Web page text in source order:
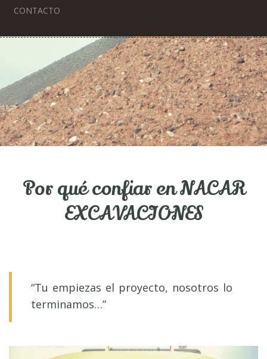
CONTACTO
Por qué confiar en NACAR
EXCAVACIONES
“Tu empiezas el proyecto, nosotros lo
terminamos…”